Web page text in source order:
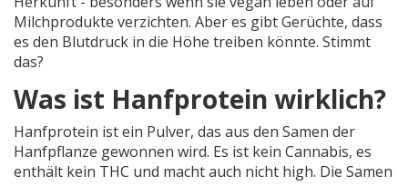
Milchprodukte verzichten. Aber es gibt Gerüchte, dass
es den Blutdruck in die Höhe treiben könnte. Stimmt
das?
Was ist Hanfprotein wirklich?
Hanfprotein ist ein Pulver, das aus den Samen der
Hanfpflanze gewonnen wird. Es ist kein Cannabis, es
enthält kein THC und macht auch nicht high. Die Samen